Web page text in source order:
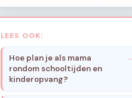
LEES OOK:
Hoe plan je als mama
rondom schooltijden en
kinderopvang?